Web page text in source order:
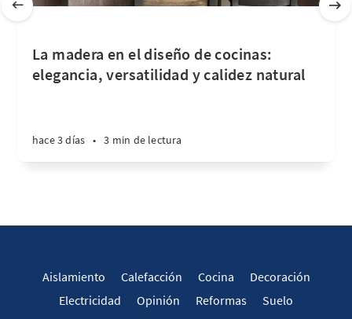
La madera en el diseño de cocinas:
elegancia, versatilidad y calidez natural
hace 3 días • 3 min de lectura
Aislamiento Calefacción Cocina
Decoración
Electricidad
Opinión Reformas Suelo